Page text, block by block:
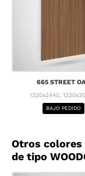
665 STREET
1220x2440,
BAJO PEDIDO
Otros colores
de tipo